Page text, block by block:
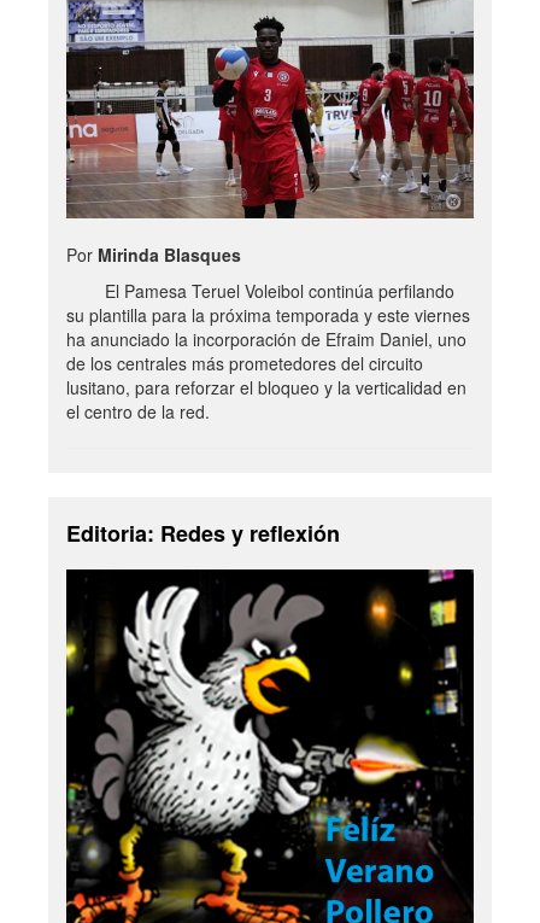
Por Mirinda Blasques
El Pamesa Teruel Voleibol continúa perfilando
su plantilla para la próxima temporada y este viernes
ha anunciado la incorporación de Efraim Daniel, uno
de los centrales más prometedores del circuito
lusitano, para reforzar el bloqueo y la verticalidad en
el centro de la red.
Editoria: Redes y reflexión